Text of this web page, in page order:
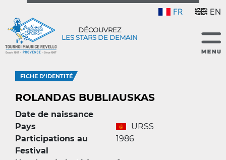
FR EN
DÉCOUVREZ
LES STARS DE DEMAIN
FICHE D'IDENTITÉ
ROLANDAS BUBLIAUSKAS
Date de naissance
Pays
URSS
Participations au
Festival
1986